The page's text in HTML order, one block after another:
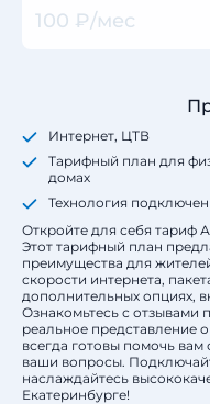
100 ₽/мес
Интернет, ЦТВ
Тарифный план для
домах
Технология
Откройте для себя тариф
Этот тарифный план
преимущества для
скорости интернета,
дополнительных опциях,
Ознакомьтесь с отзывами
реальное представление
всегда готовы помочь
ваши вопросы.
наслаждайтесь
Екатеринбурге!